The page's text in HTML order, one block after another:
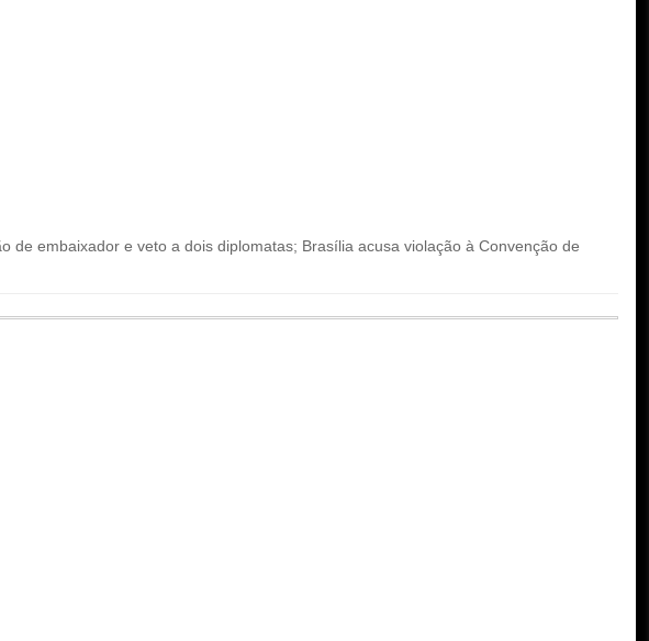
embaixador e veto a dois diplomatas; Brasília acusa violação à Convenção de